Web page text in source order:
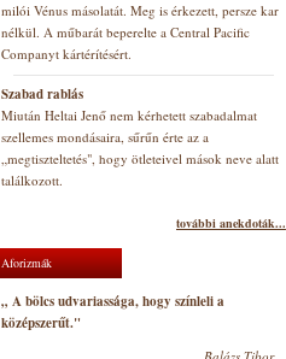
milói Vénus másolatát. Meg is érkezett, persze kar
nélkül. A műbarát beperelte a Central Pacific
Companyt kártérítésért.
Szabad rablás
Miután Heltai Jenő nem kérhetett szabadalmat
szellemes mondásaira, sűrűn érte az a
„megtiszteltetés", hogy ötleteivel mások neve alatt
találkozott.
további anekdoták...
Aforizmák
„ A bölcs udvariassága, hogy színleli a
középszerűt."